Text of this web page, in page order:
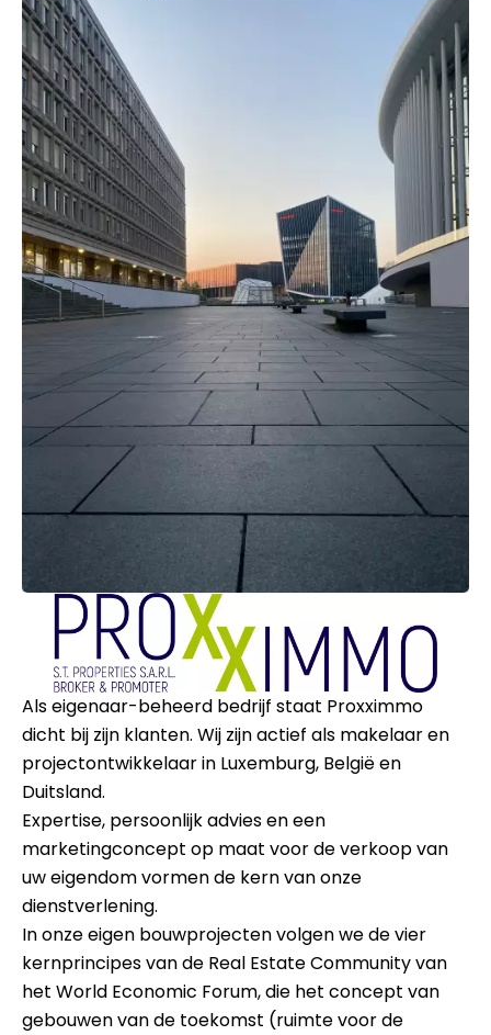
Als eigenaar-beheerd bedrijf staat Proxximmo
dicht bij zijn klanten. Wij zijn actief als makelaar en
projectontwikkelaar in Luxemburg, België en
Duitsland.
Expertise, persoonlijk advies en een
marketingconcept op maat voor de verkoop van
uw eigendom vormen de kern van onze
dienstverlening.
In onze eigen bouwprojecten volgen we de vier
kernprincipes van de Real Estate Community van
het World Economic Forum, die het concept van
gebouwen van de toekomst (ruimte voor de